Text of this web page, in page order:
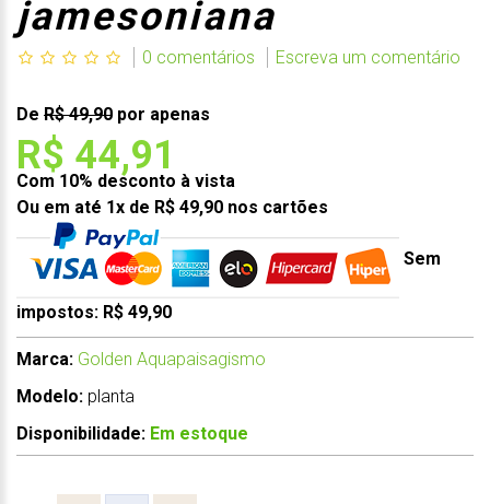
jamesoniana
0 comentários Escreva um comentário
De R$ 49,90 por apenas
R$ 44,91
Com 10% desconto à vista
Ou em até 1x de R$ 49,90 nos cartões
Sem
impostos: R$ 49,90
Marca: Golden Aquapaisagismo
Modelo: planta
Disponibilidade: Em estoque